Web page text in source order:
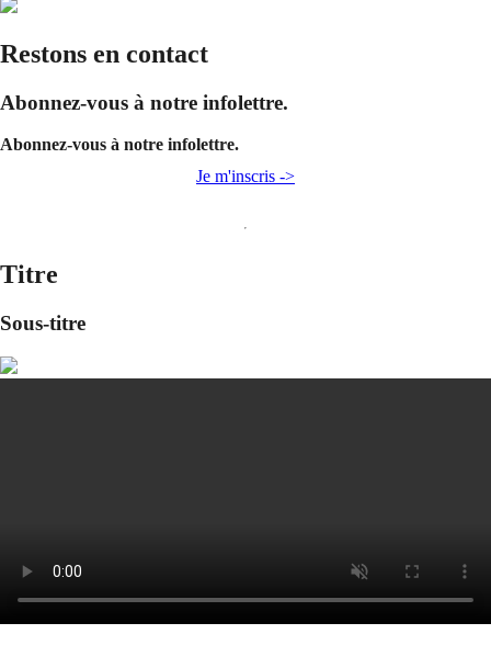
Restons en contact
Abonnez-vous à notre infolettre.
Abonnez-vous à notre infolettre.
Je m'inscris ->
Titre
Sous-titre